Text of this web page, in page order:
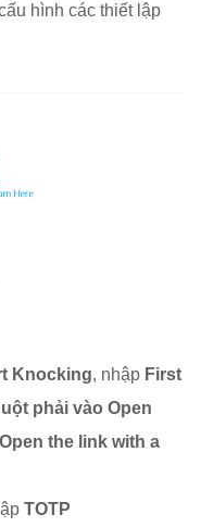
hình các thiết lập
Knocking, nhập First
phải vào Open
the link with a
TOTP